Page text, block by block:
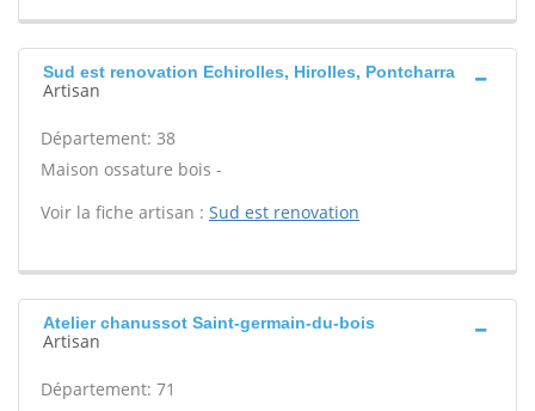
Sud est renovation Echirolles, Hirolles, Pontcharra
Artisan
Département: 38
Maison ossature bois -
Voir la fiche artisan : Sud est renovation
Atelier chanussot Saint-germain-du-bois
Artisan
Département: 71